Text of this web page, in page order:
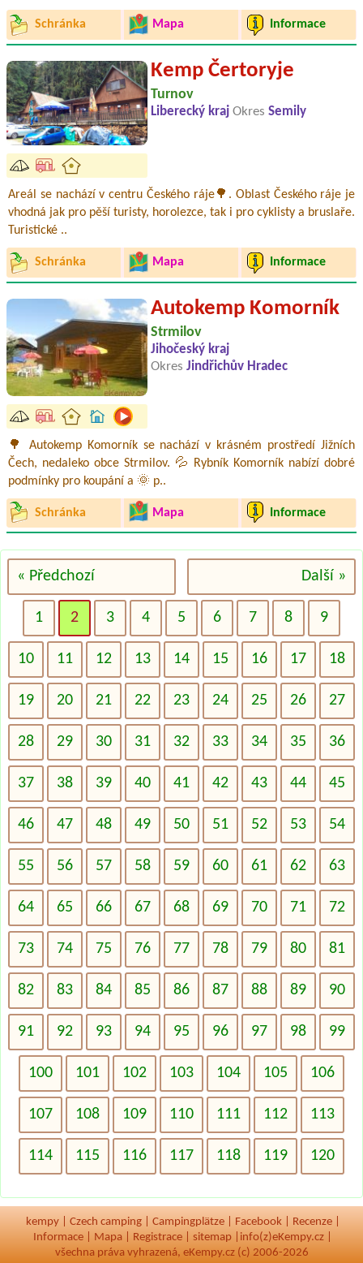
Schránka Mapa Informace
Kemp Čertoryje
Turnov
Liberecký kraj Okres Semily
Areál se nachází v centru Českého ráje🌳. Oblast Českého ráje je
vhodná jak pro pěší turisty, horolezce, tak i pro cyklisty a bruslaře.
Turistické ..
Schránka Mapa Informace
Autokemp Komorník
Strmilov
Jihočeský kraj
Okres Jindřichův Hradec
🌳 Autokemp Komorník se nachází v krásném prostředí Jižních
Čech, nedaleko obce Strmilov. 💦 Rybník Komorník nabízí dobré
podmínky pro koupání a 🌞 p..
Schránka Mapa Informace
« Předchozí Další »
1 2 3 4 5 6 7 8 9
10 11 12 13 14 15 16 17 18
19 20 21 22 23 24 25 26 27
28 29 30 31 32 33 34 35 36
37 38 39 40 41 42 43 44 45
46 47 48 49 50 51 52 53 54
55 56 57 58 59 60 61 62 63
64 65 66 67 68 69 70 71 72
73 74 75 76 77 78 79 80 81
82 83 84 85 86 87 88 89 90
91 92 93 94 95 96 97 98 99
100 101 102 103 104 105 106
107 108 109 110 111 112 113
114 115 116 117 118 119 120
kempy Czech camping Campingplätze Facebook Recenze
Informace
Mapa Registrace sitemap
info(z)eKempy.cz |
všechna práva vyhrazená, eKempy.cz (c) 2006-2026